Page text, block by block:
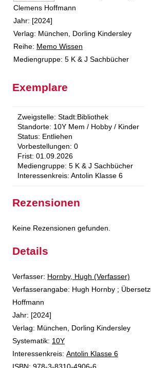
Clemens Hoffmann
Jahr: [2024]
Verlag: München, Dorling Kindersley
Reihe: Memo Wissen
Mediengruppe: 5 K & J Sachbücher
Exemplare
Zweigstelle: Stadt:Bibliothek
Standorte: 10Y Mem / Hobby / Kinder
Status: Entliehen
Vorbestellungen: 0
Frist: 01.09.2026
Mediengruppe: 5 K & J Sachbücher
Interessenkreis: Antolin Klasse 6
Rezensionen
Keine Rezensionen gefunden.
Details
Verfasser: Suche nach diesem Verfasser
Hornby, Hugh (Verfasser)
Verfasserangabe: Hugh Hornby ;
Hoffmann
Jahr: [2024]
Verlag: München, Dorling Kindersley
opens in new tab
Diesen Link in neuem Tab öffnen
Systematik: Suche nach dieser Systematik
10Y
Interessenkreis: Suche nach diesem
Antolin Klasse 6